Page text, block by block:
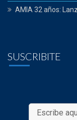
AMIA 32 años:
SUSCRIBITE